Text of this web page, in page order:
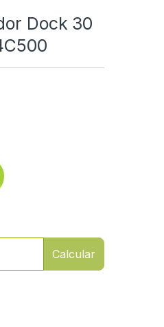
Dock 30
Calcular